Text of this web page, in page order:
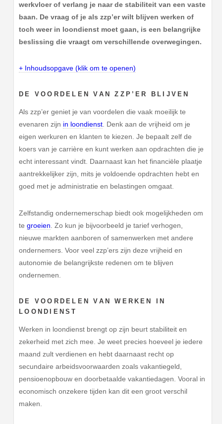
werkvloer of verlang je naar de stabiliteit van een vaste
baan. De vraag of je als zzp’er wilt blijven werken of
toch weer in loondienst moet gaan, is een belangrijke
beslissing die vraagt om verschillende overwegingen.
+ Inhoudsopgave (klik om te openen)
DE VOORDELEN VAN ZZP’ER BLIJVEN
Als zzp’er geniet je van voordelen die vaak moeilijk te
evenaren zijn in loondienst. Denk aan de vrijheid om je
eigen werkuren en klanten te kiezen. Je bepaalt zelf de
koers van je carrière en kunt werken aan opdrachten die je
echt interessant vindt. Daarnaast kan het financiële plaatje
aantrekkelijker zijn, mits je voldoende opdrachten hebt en
goed met je administratie en belastingen omgaat.
Zelfstandig ondernemerschap biedt ook mogelijkheden om
tegroeien . Zo kun je bijvoorbeeld je tarief verhogen,
nieuwe markten aanboren of samenwerken met andere
ondernemers. Voor veel zzp’ers zijn deze vrijheid en
autonomie de belangrijkste redenen om te blijven
ondernemen.
DE VOORDELEN VAN WERKEN IN
LOONDIENST
Werken in loondienst brengt op zijn beurt stabiliteit en
zekerheid met zich mee. Je weet precies hoeveel je iedere
maand zult verdienen en hebt daarnaast recht op
secundaire arbeidsvoorwaarden zoals vakantiegeld,
pensioenopbouw en doorbetaalde vakantiedagen. Vooral in
economisch onzekere tijden kan dit een groot verschil
maken.